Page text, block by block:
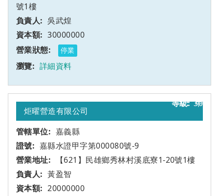
號1樓
吳武煌
30000000
停業
詳細資料
30
炬曜營造有限公司
嘉義縣
嘉縣水證甲字第000080號-9
【621】民雄鄉秀林村溪底寮1-20號1樓
甲
黃盈智
20000000